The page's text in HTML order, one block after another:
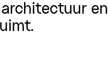
architectuur en